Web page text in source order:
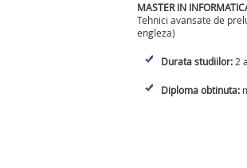
MASTER IN
Tehnici avansate de
engleza)
Durata studiilor: 2
Diploma obtinuta: